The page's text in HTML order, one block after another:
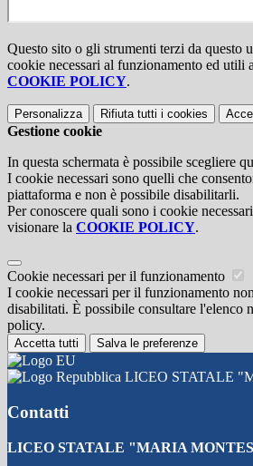
Questo sito o gli strumenti terzi da questo
cookie necessari al funzionamento ed utili
COOKIE POLICY.
Personalizza Rifiuta tutti i cookies
Gestione cookie
In questa schermata è possibile scegliere
I cookie necessari sono quelli che
piattaforma e non è possibile disabilitarli.
Per conoscere quali sono i cookie
visionare la COOKIE POLICY.
Cookie necessari per il funzionamento
I cookie necessari per il funzionamento
disabilitati. È possibile consultare l'elenco
policy.
Accetta tutti Salva le preferenze
LICEO STATALE
Contatti
LICEO STATALE "MARIA